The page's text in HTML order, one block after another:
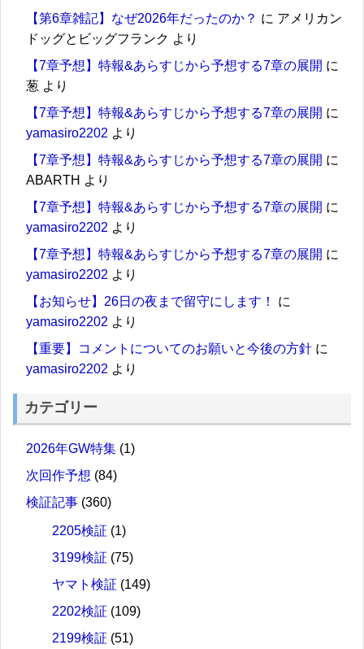
【第6章雑記】なぜ2026年だったのか？ に アメリカン
ドッグとビッグフランク より
【7章予想】特報&あらすじから予想する7章の展開 に
葱 より
【7章予想】特報&あらすじから予想する7章の展開 に
yamasiro2202 より
【7章予想】特報&あらすじから予想する7章の展開 に
ABARTH より
【7章予想】特報&あらすじから予想する7章の展開 に
yamasiro2202 より
【7章予想】特報&あらすじから予想する7章の展開 に
yamasiro2202 より
【お知らせ】26日の夜まで留守にします！
に
yamasiro2202 より
【重要】コメントについてのお願いと今後の方針 に
yamasiro2202 より
カテゴリー
2026年GW特集 (1)
次回作予想 (84)
検証記事 (360)
2205検証 (1)
3199検証 (75)
ヤマト検証 (149)
2202検証 (109)
2199検証 (51)